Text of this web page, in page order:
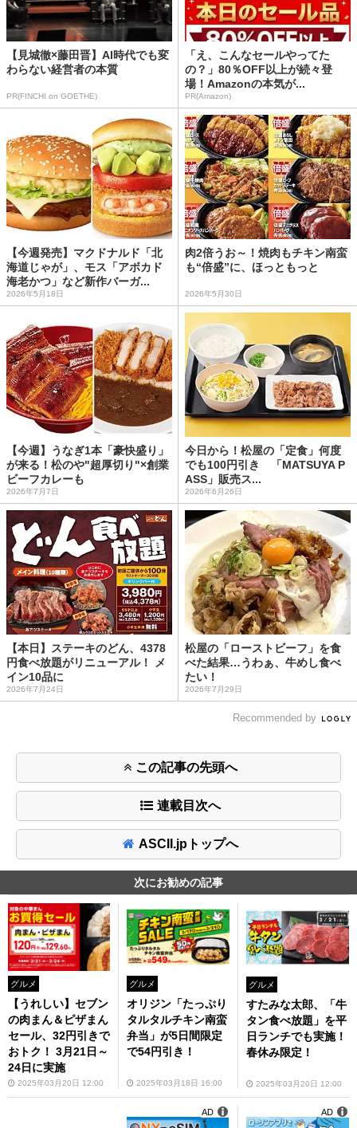
【見城徹×藤田晋】AI時代でも変
わらない経営者の本質
PR(FINCHI on GOETHE)
「え、こんなセールやってた
の？」80％OFF以上が続々登
場！Amazonの本気が...
PR(Amazon)
【今週発売】マクドナルド「北
海道じゃが」、モス「アボカド
海老かつ」など新作バーガ...
2026年5月18日
肉2倍うお～！焼肉もチキン南蛮
も“倍盛”に、ほっともっと
2026年5月30日
【今週】うなぎ1本「豪快盛り」
が来る！松のや"超厚切り"×創業
ビーフカレーも
2026年7月7日
今日から！松屋の「定食」何度
でも100円引き 「MATSUYA P
ASS」販売ス...
2026年6月26日
【本日】ステーキのどん、4378
円食べ放題がリニューアル！ メ
イン10品に
2026年7月24日
松屋の「ローストビーフ」を食
べた結果…うわぁ、牛めし食べ
たい！
2026年7月29日
Recommended by
この記事の先頭へ
連載目次へ
ASCII.jpトップへ
次にお勧めの記事
グルメ
【うれしい】セブン
の肉まん＆ピザまん
セール、32円引きで
おトク！ 3月21日～
24日に実施
2025年03月20日 12:00
グルメ
オリジン「たっぷり
タルタルチキン南蛮
弁当」が5日間限定
で54円引き！
2025年03月18日 16:00
グルメ
すたみな太郎、「牛
タン食べ放題」を平
日ランチでも実施！
春休み限定！
2025年03月20日 12:00
AD AD